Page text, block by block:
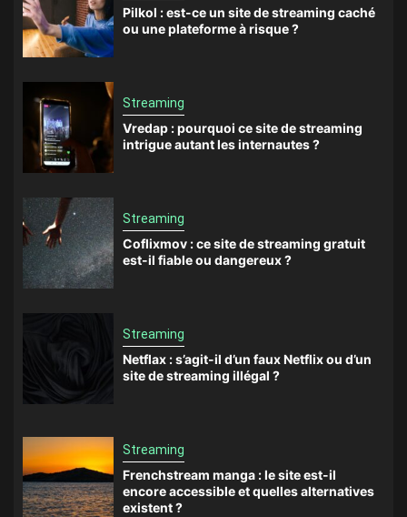
Pilkol : est-ce un site de streaming caché
ou une plateforme à risque ?
Streaming
Vredap : pourquoi ce site de streaming
intrigue autant les internautes ?
Streaming
Coflixmov : ce site de streaming gratuit
est-il fiable ou dangereux ?
Streaming
Netflax : s’agit-il d’un faux Netflix ou d’un
site de streaming illégal ?
Streaming
Frenchstream manga : le site est-il
encore accessible et quelles alternatives
existent ?